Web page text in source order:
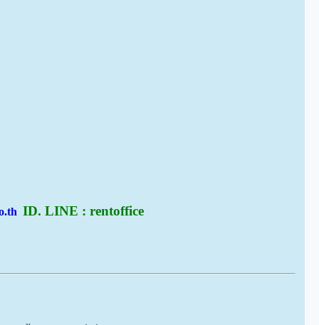
ID. LINE : rentoffice